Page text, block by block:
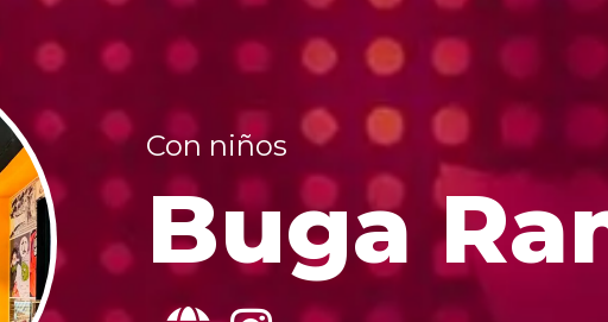
Con niños
Buga